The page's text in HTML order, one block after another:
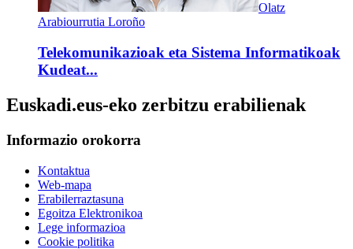
Olatz
Arabiourrutia Loroño
Telekomunikazioak eta Sistema Informatikoak
Kudeat...
Euskadi.eus-eko zerbitzu erabilienak
Informazio orokorra
Kontaktua
Web-mapa
Erabilerraztasuna
Egoitza Elektronikoa
Lege informazioa
Cookie politika